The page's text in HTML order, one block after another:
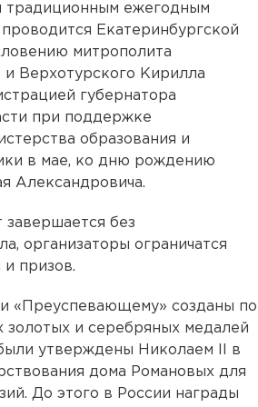
традиционным ежегодным
Екатеринбургской
митрополита
и Верхотурского Кирилла
губернатора
при поддержке
образования и
в мае, ко дню рождению
Александровича.
завершается без
организаторы ограничатся
призов.
«Преуспевающему» созданы по
золотых и серебряных медалей
были утверждены Николаем II в
дома Романовых для
До этого в России награды